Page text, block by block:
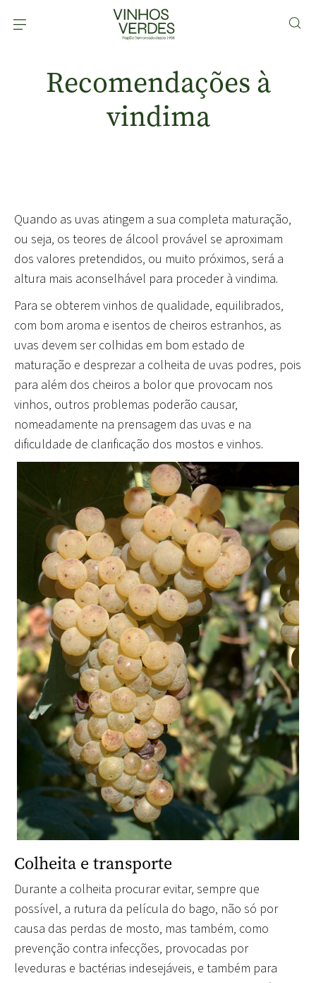
Recomendações à
vindima
Quando as uvas atingem a sua completa maturação,
ou seja, os teores de álcool provável se aproximam
dos valores pretendidos, ou muito próximos, será a
altura mais aconselhável para proceder à vindima.
Para se obterem vinhos de qualidade, equilibrados,
com bom aroma e isentos de cheiros estranhos, as
uvas devem ser colhidas em bom estado de
maturação e desprezar a colheita de uvas podres, pois
para além dos cheiros a bolor que provocam nos
vinhos, outros problemas poderão causar,
nomeadamente na prensagem das uvas e na
dificuldade de clarificação dos mostos e vinhos.
Colheita e transporte
Durante a colheita procurar evitar, sempre que
possível, a rutura da película do bago, não só por
causa das perdas de mosto, mas também, como
prevenção contra infecções, provocadas por
leveduras e bactérias indesejáveis, e também para